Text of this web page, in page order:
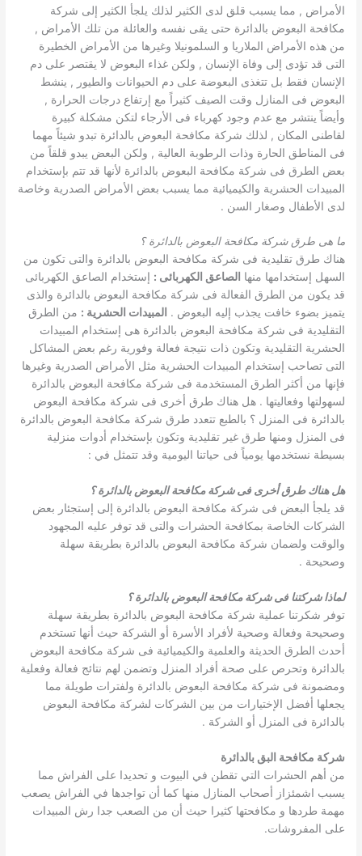
الأمراض , مما يسبب قلق لدى الكثير لذلك يلجأ الكثير إلى شركة
مكافحة البعوض بالدائرة حتى يقى نفسه والعائلة من تلك الأمراض ,
من هذه الأمراض الملاريا و السلمونيلا وغيرها من الأمراض الخطيرة
التى قد تؤدى إلى وفاة الإنسان , ولكن غذاء البعوض لا يقتصر على دم
الإنسان فقط بل تتغذى البعوضة على دم الحيوانات والطيور , ينشط
البعوض فى المنازل وقت الصيف كثيراً مع إرتفاع درجات الحرارة ,
وأيضاً ينتشر مع عدم وجود كهرباء فى الأرجاء لتكن مشكلة كبيرة
لقاطنى المكان , لذلك شركة مكافحة البعوض بالدائرة تبدو شيئاً مهما
فى المناطق الحارة وذات الرطوبة العالية , ولكن البعض يبدو قلقاً من
بعض الطرق فى شركة مكافحة البعوض بالدائرة لأنها قد تتم بإستخدام
المبيدات الحشرية والكيميائية مما يسبب بعض الأمراض الصدرية وخاصة
لدى الأطفال وصغار السن .
ما هى طرق شركة مكافحة البعوض بالدائرة ؟
هناك طرق تقليدية فى شركة مكافحة البعوض بالدائرة والتى تكون من
السهل إستخدامها منها الصاعق الكهربائى : إستخدام الصاعق الكهربائى
قد يكون من الطرق الفعالة فى شركة مكافحة البعوض بالدائرة والذى
يتميز بضوء خافت يجذب إليه البعوض . المبيدات الحشرية : من الطرق
التقليدية فى شركة مكافحة البعوض بالدائرة هى إستخدام المبيدات
الحشرية التقليدية وتكون ذات نتيجة فعالة وفورية رغم بعض المشاكل
التى تصاحب إستخدام المبيدات الحشرية مثل الأمراض الصدرية وغيرها
فإنها من أكثر الطرق المستخدمة فى شركة مكافحة البعوض بالدائرة
لسهولتها وفعاليتها . هل هناك طرق أخرى فى شركة مكافحة البعوض
بالدائرة فى المنزل ؟ بالطبع تتعدد طرق شركة مكافحة البعوض بالدائرة
فى المنزل ومنها طرق غير تقليدية وتكون بإستخدام أدوات منزلية
بسيطة نستخدمها يومياً فى حياتنا اليومية وقد تتمثل في :
هل هناك طرق أخرى فى شركة مكافحة البعوض بالدائرة ؟
قد يلجأ البعض فى شركة مكافحة البعوض بالدائرة إلى إستجئار بعض
الشركات الخاصة بمكافحة الحشرات والتى قد توفر عليه المجهود
والوقت ولضمان شركة مكافحة البعوض بالدائرة بطريقة سهلة
وصحيحة .
لماذا شركتنا فى شركة مكافحة البعوض بالدائرة ؟
توفر شكرتنا عملية شركة مكافحة البعوض بالدائرة بطريقة سهلة
وصحيحة وفعالة وصحية لأفراد الأسرة أو الشركة حيث أنها تستخدم
أحدث الطرق الحديثة والعلمية والكيميائية فى شركة مكافحة البعوض
بالدائرة وتحرص على صحة أفراد المنزل وتضمن لهم نتائج فعالة وفعلية
ومضمونة فى شركة مكافحة البعوض بالدائرة ولفترات طويلة مما
يجعلها أفضل الإختيارات من بين الشركات لشركة مكافحة البعوض
بالدائرة فى المنزل أو الشركة .
شركة مكافحة البق بالدائرة
من أهم الحشرات التي تقطن في البيوت و تحديدا على الفراش مما
يسبب اشمئزاز أصحاب المنازل منها كما أن تواجدها في الفراش يصعب
مهمة طردها و مكافحتها كثيرا حيث أن من الصعب جدا رش المبيدات
على المفروشات.